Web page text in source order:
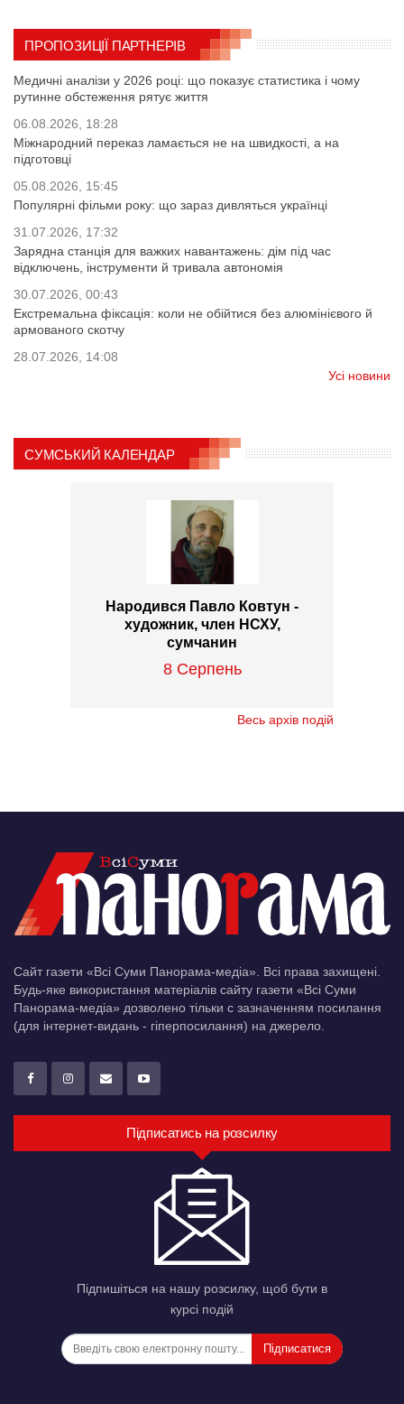
ПРОПОЗИЦІЇ ПАРТНЕРІВ
Медичні аналізи у 2026 році: що показує статистика і чому
рутинне обстеження рятує життя
06.08.2026, 18:28
Міжнародний переказ ламається не на швидкості, а на
підготовці
05.08.2026, 15:45
Популярні фільми року: що зараз дивляться українці
31.07.2026, 17:32
Зарядна станція для важких навантажень: дім під час
відключень, інструменти й тривала автономія
30.07.2026, 00:43
Екстремальна фіксація: коли не обійтися без алюмінієвого й
армованого скотчу
28.07.2026, 14:08
Усі новини
СУМСЬКИЙ КАЛЕНДАР
Народився Павло Ковтун -
художник, член НСХУ,
сумчанин
8 Серпень
Весь архів подій
Сайт газети «Всі Суми Панорама-медіа». Всі права захищені.
Будь-яке використання матеріалів сайту газети «Всі Суми
Панорама-медіа» дозволено тільки c зазначенням посилання
(для інтернет-видань - гіперпосилання) на джерело.
Підписатись на розсилку
Підпишіться на нашу розсилку, щоб бути в
курсі подій
Підписатися